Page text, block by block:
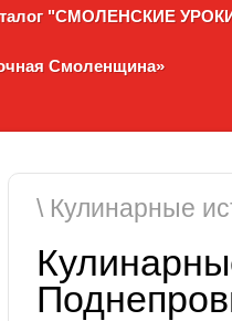
"СМОЛЕНСКИЕ
Смоленщина»
\ Кулинарные